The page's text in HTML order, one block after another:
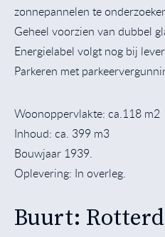
zonnepannelen te
Geheel voorzien van dubbel
Energielabel volgt nog bij
Parkeren met
Woonoppervlakte: ca.118 m2
Inhoud: ca. 399 m3
Bouwjaar 1939.
Oplevering: In overleg.
Buurt: